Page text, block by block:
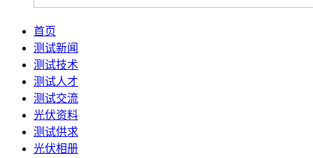
首页
测试新闻
测试技术
测试人才
测试交流
光伏资料
测试供求
光伏相册